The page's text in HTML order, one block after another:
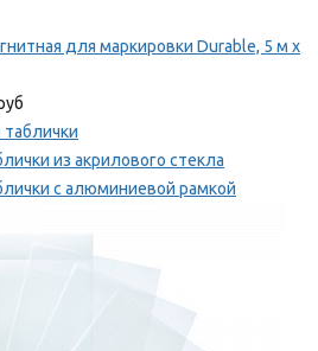
для маркировки Durable, 5 м х
из акрилового стекла
с алюминиевой рамкой